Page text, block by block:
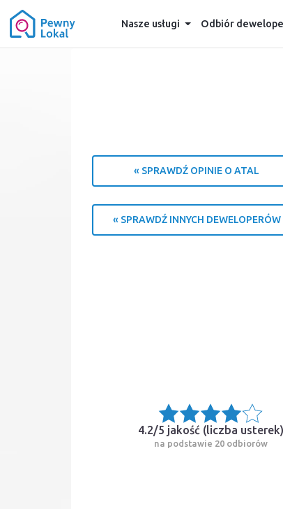
Nasze usługi Odbiór
« SPRAWDŹ OPINIE O ATAL
« SPRAWDŹ INNYCH DEWELOPERÓW
4.2/5 jakość (liczba usterek)
na podstawie 20 odbiorów